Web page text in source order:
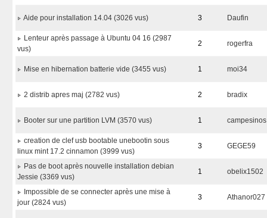
Aide pour installation 14.04 (3026 vus) 3 Daufin
Lenteur après passage à Ubuntu 04 16 (2987
vus)
2 rogerfra
Mise en hibernation batterie vide (3455 vus) 1 moi34
2 distrib apres maj (2782 vus) 2 bradix
Booter sur une partition LVM (3570 vus) 1 campesinos
creation de clef usb bootable unebootin sous
linux mint 17.2 cinnamon (3999 vus)
3 GEGE59
Pas de boot après nouvelle installation debian
Jessie (3369 vus)
1 obelix1502
Impossible de se connecter après une mise à
jour (2824 vus)
3 Athanor027